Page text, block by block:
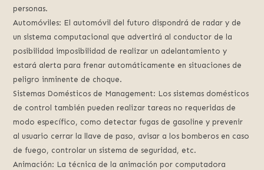
personas.
Automóviles: El automóvil del futuro dispondrá de radar y de
un sistema computacional que advertirá al conductor de la
posibilidad imposibilidad de realizar un adelantamiento y
estará alerta para frenar automáticamente en situaciones de
peligro inminente de choque.
Sistemas Domésticos de Management: Los sistemas domésticos
de control también pueden realizar tareas no requeridas de
modo específico, como detectar fugas de gasoline y prevenir
al usuario cerrar la llave de paso, avisar a los bomberos en caso
de fuego, controlar un sistema de seguridad, etc.
Animación: La técnica de la animación por computadora